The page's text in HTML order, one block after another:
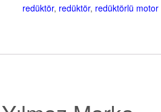
redüktör, redüktör, redüktörlü motor